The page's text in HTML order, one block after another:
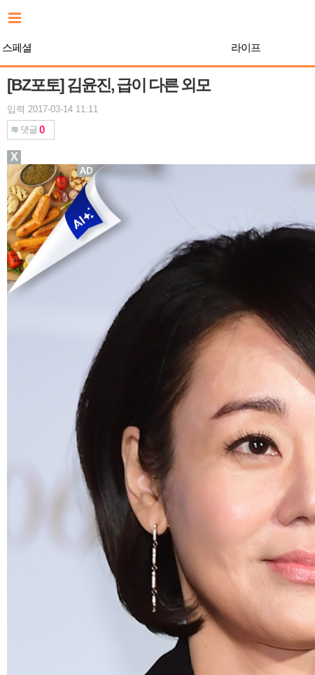
문
로
기
스페셜 라이프
[BZ포토] 김윤진, 급이 다른 외모
입력 2017-03-14 11:11
댓글 0
X